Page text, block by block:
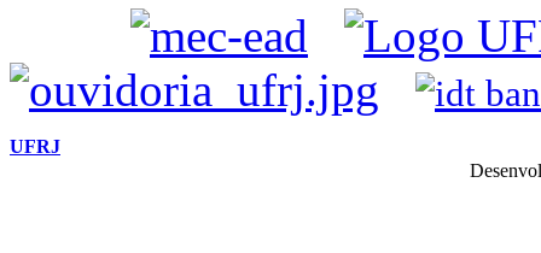
UFRJ